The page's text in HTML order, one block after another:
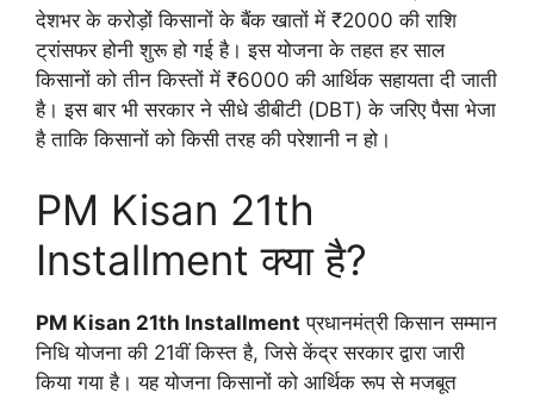
देशभर के करोड़ों किसानों के बैंक खातों में ₹2000 की राशि
ट्रांसफर होनी शुरू हो गई है। इस योजना के तहत हर साल
किसानों को तीन किस्तों में ₹6000 की आर्थिक सहायता दी जाती
है। इस बार भी सरकार ने सीधे डीबीटी (DBT) के जरिए पैसा भेजा
है ताकि किसानों को किसी तरह की परेशानी न हो।
PM Kisan 21th
Installment क्या है?
PM Kisan 21th Installment प्रधानमंत्री किसान सम्मान
निधि योजना की 21वीं किस्त है, जिसे केंद्र सरकार द्वारा जारी
किया गया है। यह योजना किसानों को आर्थिक रूप से मजबूत